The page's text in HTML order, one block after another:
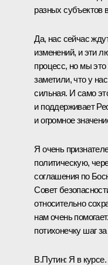
разных субъектов
Да, нас сейчас
изменений, и эти
процесс, но мы
заметили, что у
сильная. И само
и поддерживает
и огромное
Я очень
политическую,
соглашения по
Совет
относительно
нам очень
потихонечку шаг
В.Путин: Я в курсе.